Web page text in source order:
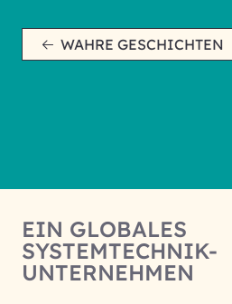
WAHRE GESCHICHTEN
EIN GLOBALES
SYSTEMTECHNIK-
UNTERNEHMEN